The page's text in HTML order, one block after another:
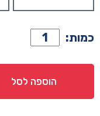
כמות: כמות
של
שידה
דגם
הוספה לסל